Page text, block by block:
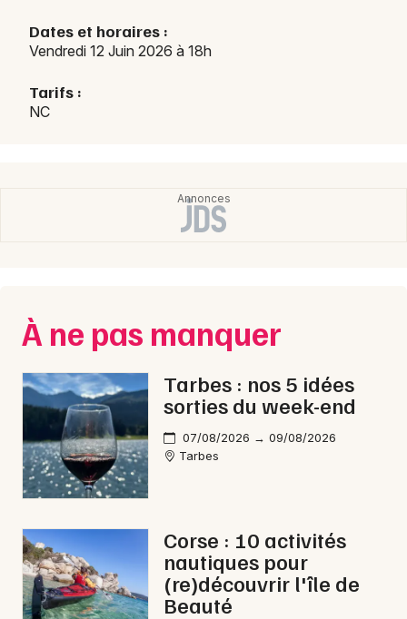
Magazine à Lannemezan
Je m'abonne
Dates et horaires :
Vendredi 12 Juin 2026 à 18h
Tarifs :
NC
À ne pas manquer
Tarbes : nos 5 idées
sorties du week-end
07/08/2026 → 09/08/2026
Tarbes
Corse : 10 activités
nautiques pour
(re)découvrir l'île de
Beauté